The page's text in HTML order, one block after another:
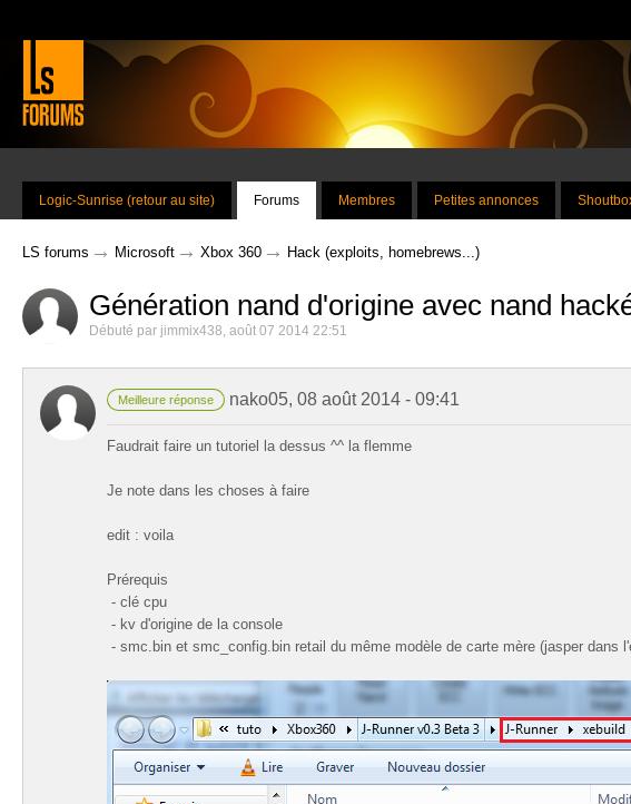
Logic-Sunrise (retour au site) Forums Membres Petites annonces
LS forums → Microsoft → Xbox 360 → Hack (exploits, homebrews...)
Génération nand d'origine avec nand
Débuté par jimmix438, août 07 2014 22:51
Meilleure réponse nako05, 08 août 2014 - 09:41
Faudrait faire un tutoriel la dessus ^^ la flemme
Je note dans les choses à faire
edit : voila
Prérequis
- clé cpu
- kv d'origine de la console
- smc.bin et smc_config.bin retail du même modèle de carte mère (jasper dans